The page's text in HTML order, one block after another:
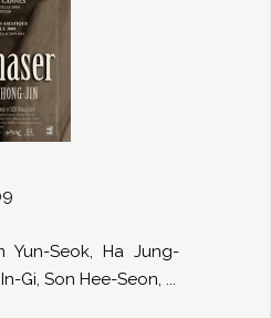
Yun-Seok, Ha Jung-
Gi, Son Hee-Seon, ...